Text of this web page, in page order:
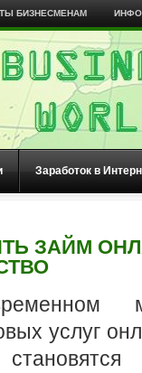
БИЗНЕСМЕНАМ
Заработок в
ЗАЙМ
услуг